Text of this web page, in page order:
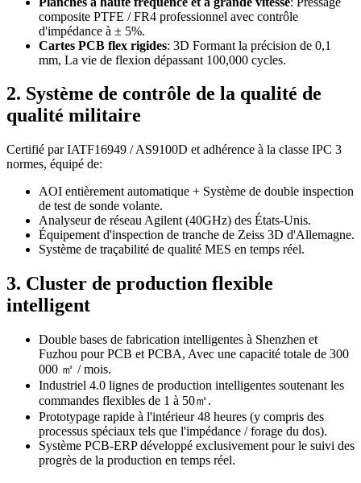
composite PTFE / FR4 professionnel avec contrôle
d'impédance à ± 5%.
Cartes PCB flex rigides: 3D Formant la précision de 0,1
mm, La vie de flexion dépassant 100,000 cycles.
2. Système de contrôle de la qualité de
qualité militaire
Certifié par IATF16949 / AS9100D et adhérence à la classe IPC 3
normes, équipé de:
AOI entièrement automatique + Système de double inspection
de test de sonde volante.
Analyseur de réseau Agilent (40GHz) des États-Unis.
Équipement d'inspection de tranche de Zeiss 3D d'Allemagne.
Système de traçabilité de qualité MES en temps réel.
3. Cluster de production flexible
intelligent
Double bases de fabrication intelligentes à Shenzhen et
Fuzhou pour PCB et PCBA, Avec une capacité totale de 300
000 ㎡ / mois.
Industriel 4.0 lignes de production intelligentes soutenant les
commandes flexibles de 1 à 50㎡.
Prototypage rapide à l'intérieur 48 heures (y compris des
processus spéciaux tels que l'impédance / forage du dos).
Système PCB-ERP développé exclusivement pour le suivi des
progrès de la production en temps réel.